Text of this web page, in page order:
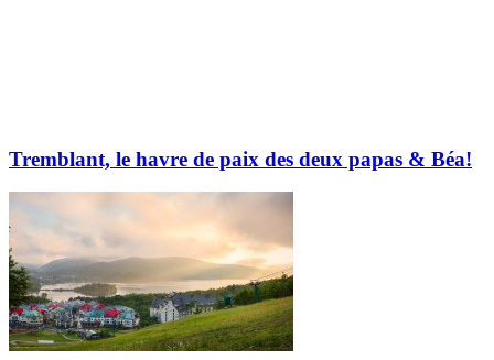
Tremblant, le havre de paix des deux papas & Béa!